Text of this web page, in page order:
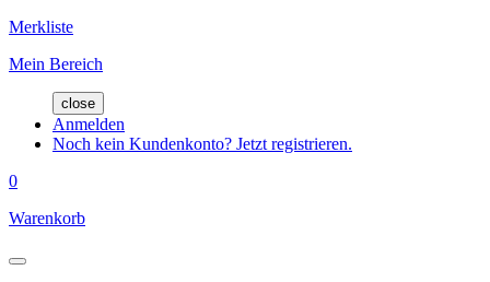
Merkliste
Mein Bereich
close
Anmelden
Noch kein Kundenkonto? Jetzt registrieren.
0
Warenkorb